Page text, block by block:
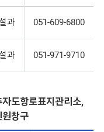
과 051-609-6800
과 051-971-9710
도항로표지관리소,
창구